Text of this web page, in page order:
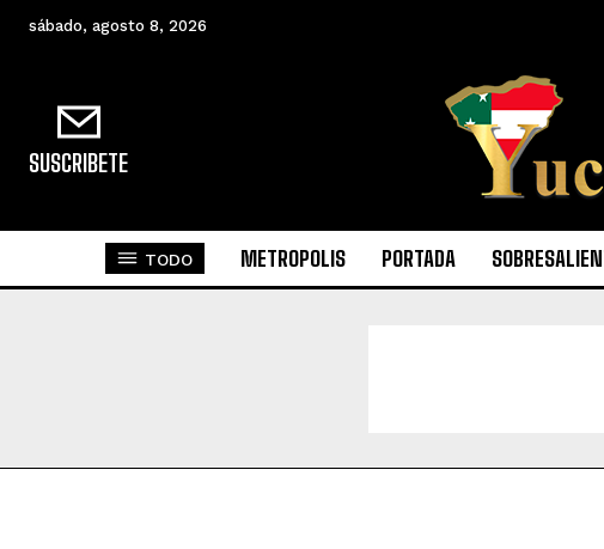
sábado, agosto 8, 2026
SUSCRIBETE
TODO METROPOLIS PORTADA